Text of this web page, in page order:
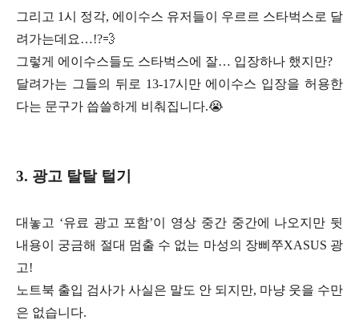
그리고 1시 정각, 에이수스 유저들이 우르르 스타벅스로 달
려가는데요…!?💨
그렇게 에이수스들도 스타벅스에 잘… 입장하나 했지만?
달려가는 그들의 뒤로 13-17시만 에이수스 입장을 허용한
다는 문구가 씁쓸하게 비춰집니다.😭
3. 광고 탈탈 털기
대놓고 ‘유료 광고 포함’이 영상 중간 중간에 나오지만 뒷
내용이 궁금해 절대 멈출 수 없는 마성의 장삐쭈XASUS 광
고!
노트북 출입 검사가 사실은 말도 안 되지만, 마냥 웃을 수만
은 없습니다.